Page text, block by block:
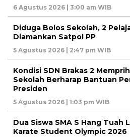
6 Agustus 2026 | 3:00 am WIB
Diduga Bolos Sekolah, 2
Diamankan Satpol PP
5 Agustus 2026 | 2:47 pm WIB
Kondisi SDN Brakas 2
Sekolah Berharap Bantuan
Presiden
5 Agustus 2026 | 1:03 pm WIB
Dua Siswa SMA S Hang Tuah
Karate Student Olympic 2026